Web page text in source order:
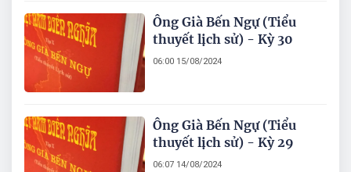
Ông Già Bến Ngự (Tiểu
thuyết lịch sử) - Kỳ 30
06:00 15/08/2024
Ông Già Bến Ngự (Tiểu
thuyết lịch sử) - Kỳ 29
06:07 14/08/2024